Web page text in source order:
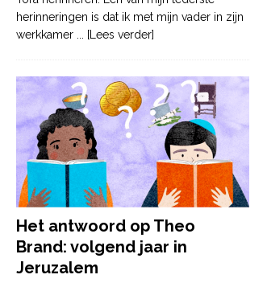
herinneringen is dat ik met mijn vader in zijn
werkkamer ... [Lees verder]
Het antwoord op Theo
Brand: volgend jaar in
Jeruzalem